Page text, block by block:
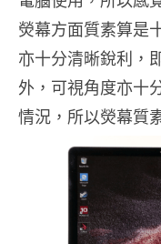
熒幕方面質素算是
亦十分清晰銳利，
外，可視角度亦十
情況，所以熒幕質